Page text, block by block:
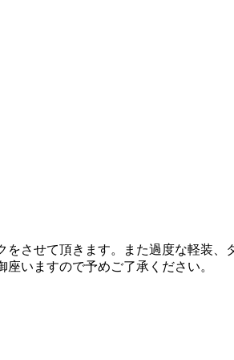
させて頂きます。また過度な軽装
いますので予めご了承ください。